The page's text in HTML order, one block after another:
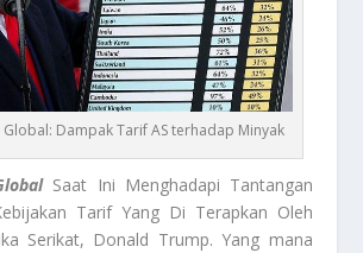
Dampak Tarif AS terhadap Minyak
Saat Ini Menghadapi Tantangan
Tarif Yang Di Terapkan Oleh
Serikat, Donald Trump. Yang mana